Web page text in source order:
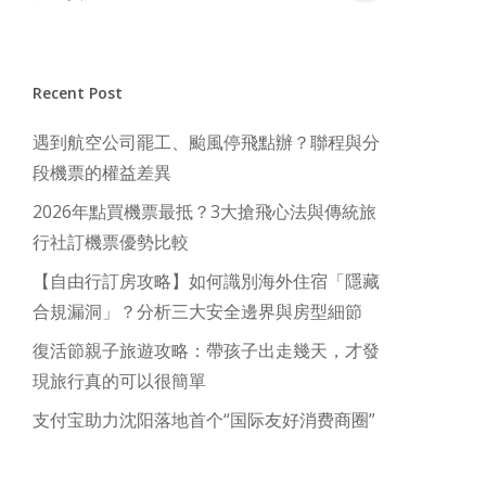
Recent Post
遇到航空公司罷工、颱風停飛點辦？聯程與分
段機票的權益差異
2026年點買機票最抵？3大搶飛心法與傳統旅
行社訂機票優勢比較
【自由行訂房攻略】如何識別海外住宿「隱藏
合規漏洞」？分析三大安全邊界與房型細節
復活節親子旅遊攻略：帶孩子出走幾天，才發
現旅行真的可以很簡單
支付宝助力沈阳落地首个“国际友好消费商圈”